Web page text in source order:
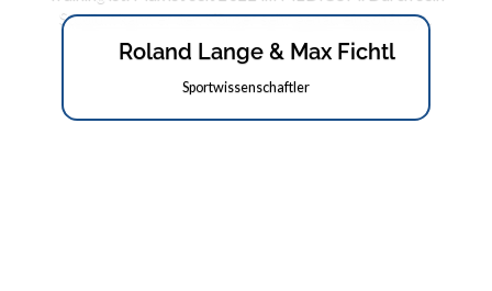
Studium kann er den Körper sehr genau einschätzen.
Roland Lange & Max Fichtl
Sportwissenschaftler